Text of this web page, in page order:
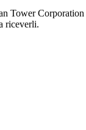
Tower Corporation
riceverli.